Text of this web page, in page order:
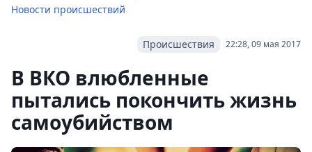
Новости происшествий
22:28, 09 мая 2017
Происшествия
В ВКО влюбленные
пытались покончить жизнь
самоубийством